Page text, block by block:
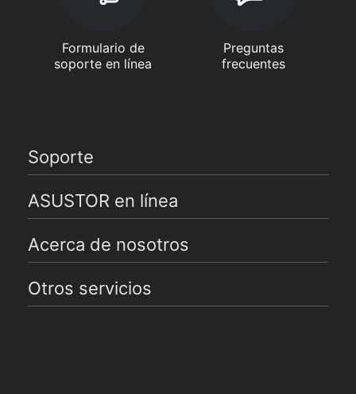
Formulario de
soporte en línea
Preguntas
frecuentes
Soporte
ASUSTOR en línea
Acerca de nosotros
Otros servicios